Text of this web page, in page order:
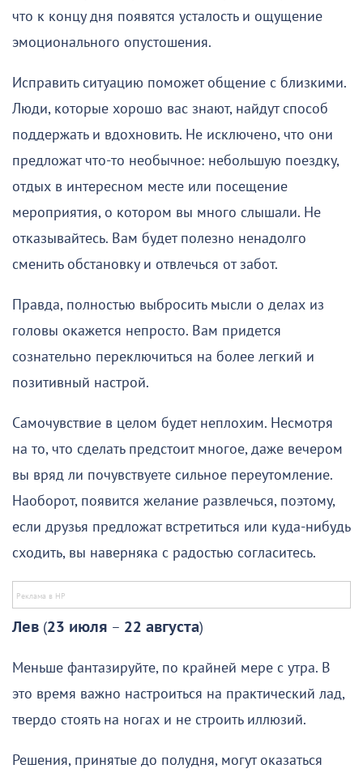
что к концу дня появятся усталость и ощущение
эмоционального опустошения.
Исправить ситуацию поможет общение с близкими.
Люди, которые хорошо вас знают, найдут способ
поддержать и вдохновить. Не исключено, что они
предложат что-то необычное: небольшую поездку,
отдых в интересном месте или посещение
мероприятия, о котором вы много слышали. Не
отказывайтесь. Вам будет полезно ненадолго
сменить обстановку и отвлечься от забот.
Правда, полностью выбросить мысли о делах из
головы окажется непросто. Вам придется
сознательно переключиться на более легкий и
позитивный настрой.
Самочувствие в целом будет неплохим. Несмотря
на то, что сделать предстоит многое, даже вечером
вы вряд ли почувствуете сильное переутомление.
Наоборот, появится желание развлечься, поэтому,
если друзья предложат встретиться или куда-нибудь
сходить, вы наверняка с радостью согласитесь.
Лев (23 июля – 22 августа)
Меньше фантазируйте, по крайней мере с утра. В
это время важно настроиться на практический лад,
твердо стоять на ногах и не строить иллюзий.
Решения, принятые до полудня, могут оказаться